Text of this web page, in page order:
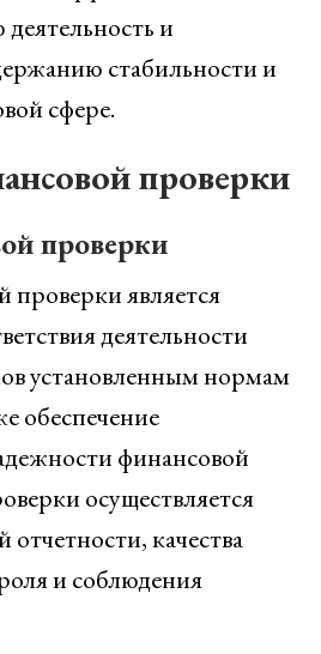
и
стабильности и
сфере.
проверки
проверки
является
деятельности
установленным нормам
обеспечение
финансовой
осуществляется
отчетности, качества
и соблюдения